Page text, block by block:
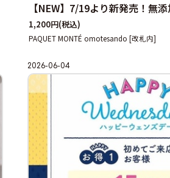
1,200円(税込)
PAQUET MONTÉ omotesando [改札内]
2026-06-04